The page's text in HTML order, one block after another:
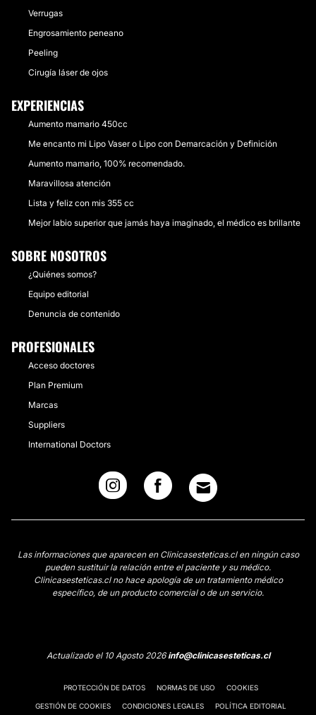
Verrugas
Engrosamiento peneano
Peeling
Cirugía láser de ojos
EXPERIENCIAS
Aumento mamario 450cc
Me encanto mi Lipo Vaser o Lipo con Demarcación y Definición
Aumento mamario, 100% recomendado.
Maravillosa atención
Lista y feliz con mis 355 cc
Mejor labio superior que jamás haya imaginado, el médico es brillante
SOBRE NOSOTROS
¿Quiénes somos?
Equipo editorial
Denuncia de contenido
PROFESIONALES
Acceso doctores
Plan Premium
Marcas
Suppliers
International Doctors
Las informaciones que aparecen en Clinicasesteticas.cl en ningún caso
pueden sustituir la relación entre el paciente y su médico.
Clinicasesteticas.cl no hace apología de un tratamiento médico
específico, de un producto comercial o de un servicio.
Actualizado el 10 Agosto 2026info@clinicasesteticas.cl
PROTECCIÓN DE DATOS NORMAS DE USO COOKIES
GESTIÓN DE COOKIES CONDICIONES LEGALES POLÍTICA EDITORIAL